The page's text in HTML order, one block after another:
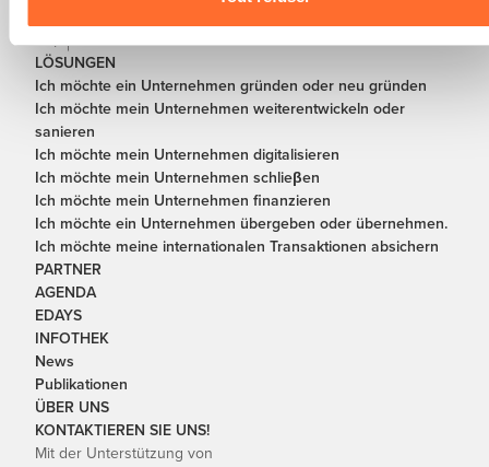
LÖSUNGEN
Ich möchte ein Unternehmen gründen oder neu gründen
Ich möchte mein Unternehmen weiterentwickeln oder
sanieren
Ich möchte mein Unternehmen digitalisieren
Ich möchte mein Unternehmen schlieβen
Ich möchte mein Unternehmen finanzieren
Ich möchte ein Unternehmen übergeben oder übernehmen.
Ich möchte meine internationalen Transaktionen absichern
PARTNER
AGENDA
EDAYS
INFOTHEK
News
Publikationen
ÜBER UNS
KONTAKTIEREN SIE UNS!
Mit der Unterstützung von